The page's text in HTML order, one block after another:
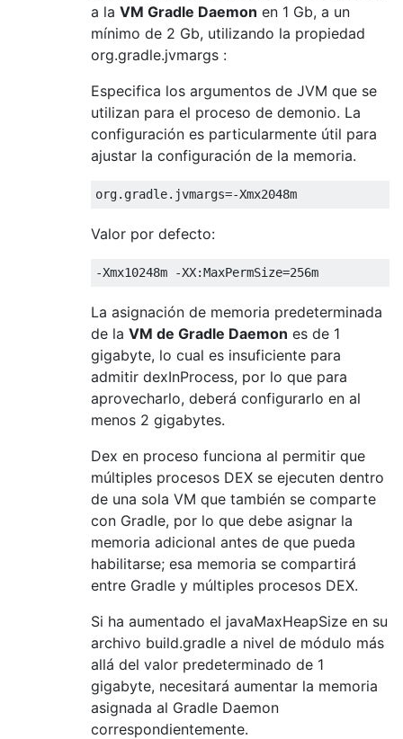
a la VM Gradle Daemon en 1 Gb, a un
mínimo de 2 Gb, utilizando la propiedad
org.gradle.jvmargs :
Especifica los argumentos de JVM que se
utilizan para el proceso de demonio. La
configuración es particularmente útil para
ajustar la configuración de la memoria.
Valor por defecto:
La asignación de memoria predeterminada
de la VM de Gradle Daemon es de 1
gigabyte, lo cual es insuficiente para
admitir dexInProcess, por lo que para
aprovecharlo, deberá configurarlo en al
menos 2 gigabytes.
Dex en proceso funciona al permitir que
múltiples procesos DEX se ejecuten dentro
de una sola VM que también se comparte
con Gradle, por lo que debe asignar la
memoria adicional antes de que pueda
habilitarse; esa memoria se compartirá
entre Gradle y múltiples procesos DEX.
Si ha aumentado el javaMaxHeapSize en su
archivo build.gradle a nivel de módulo más
allá del valor predeterminado de 1
gigabyte, necesitará aumentar la memoria
asignada al Gradle Daemon
correspondientemente.